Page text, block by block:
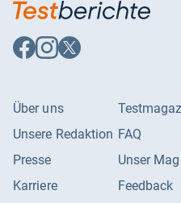
Auf
Facebook
Auf
Instagram
Auf
X
Über uns
Unsere Redaktion
Presse
Karriere
FAQ
Unser
Feedback